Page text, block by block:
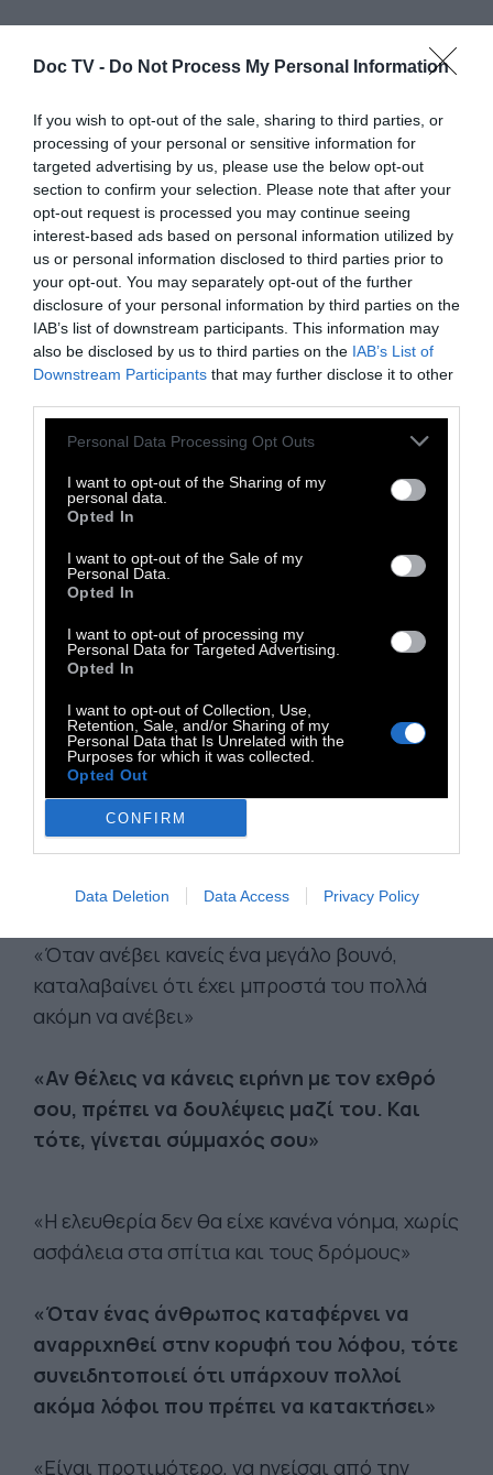
Doc TV - Do Not Process My Personal Information
If you wish to opt-out of the sale, sharing to third parties, or
processing of your personal or sensitive information for
targeted advertising by us, please use the below opt-out
section to confirm your selection. Please note that after your
opt-out request is processed you may continue seeing
interest-based ads based on personal information utilized by
us or personal information disclosed to third parties prior to
your opt-out. You may separately opt-out of the further
disclosure of your personal information by third parties on the
IAB’s list of downstream participants. This information may
also be disclosed by us to third parties on the IAB’s List of
Downstream Participants that may further disclose it to other
Personal Data Processing Opt Outs
I want to opt-out of the Sharing of my
personal data.
Opted In
I want to opt-out of the Sale of my
Personal Data.
Opted In
I want to opt-out of processing my
Personal Data for Targeted Advertising.
Opted In
I want to opt-out of Collection, Use,
Retention, Sale, and/or Sharing of my
Personal Data that Is Unrelated with the
Purposes for which it was collected.
Opted Out
CONFIRM
Data Deletion Data Access Privacy Policy
«Ο θαρραλέος άνδρας δεν είναι αυτός που
δεν νιώθει φόβο, αλλά αυτός που κυριαρχεί
«Κανείς δεν γεννιέται, μισώντας κάποιον
για το χρώμα του δέρματος, την καταγωγή
ή τη θρησκεία του. Οι άνθρωποι πρέπει να
μάθουν να μισούν κι αν μπορούν να
διδαχθούν το μίσος, μπορούν να
διδαχθούν και την αγάπη, γιατί η αγάπη
έρχεται πιο φυσικά στην ανθρώπινη
καρδιά, παρά το αντίθετο»
«Όταν ανέβει κανείς ένα μεγάλο βουνό,
καταλαβαίνει ότι έχει μπροστά του πολλά
ακόμη να ανέβει»
«Αν θέλεις να κάνεις ειρήνη με τον εχθρό
σου, πρέπει να δουλέψεις μαζί του. Και
τότε, γίνεται σύμμαχός σου»
«Η ελευθερία δεν θα είχε κανένα νόημα, χωρίς
ασφάλεια στα σπίτια και τους δρόμους»
«Όταν ένας άνθρωπος καταφέρνει να
αναρριχηθεί στην κορυφή του λόφου, τότε
συνειδητοποιεί ότι υπάρχουν πολλοί
ακόμα λόφοι που πρέπει να κατακτήσει»
«Είναι προτιμότερο, να ηγείσαι από την